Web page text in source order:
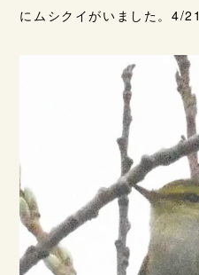
にムシクイがいました。4/21